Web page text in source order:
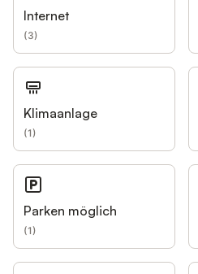
Internet
(3)
Klimaanlage
(1)
Parken möglich
(1)